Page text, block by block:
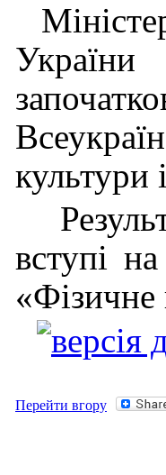
культури
вступі
«Фізичне
Перейти вгору